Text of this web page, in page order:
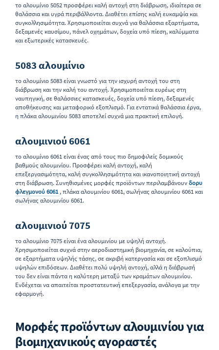
το αλουμίνιο 5052 προσφέρει καλή αντοχή στη διάβρωση, ιδιαίτερα σε
θαλάσσια και υγρά περιβάλλοντα. Διαθέτει επίσης καλή ευκαμψία και
συγκολλησιμότητα. Χρησιμοποιείται συχνά για θαλάσσια εξαρτήματα,
δεξαμενές καυσίμου, πάνελ οχημάτων, δοχεία υπό πίεση, καλύμματα
και εξωτερικές κατασκευές.
5083 αλουμίνιο
το αλουμίνιο 5083 είναι γνωστό για την ισχυρή αντοχή του στη
διάβρωση και την καλή του αντοχή. Χρησιμοποιείται ευρέως στη
ναυπηγική, σε θαλάσσιες κατασκευές, δοχεία υπό πίεση, δεξαμενές
αποθήκευσης και μεταφορικό εξοπλισμό. Για εντατικά θαλάσσια έργα,
η πλάκα αλουμινίου 5083 αποτελεί συχνά μια πρακτική επιλογή.
αλουμινιού 6061
το αλουμίνιο 6061 είναι ένας από τους πιο δημοφιλείς δομικούς
βαθμούς αλουμινίου. Προσφέρει καλή αντοχή, καλή
επεξεργασιμότητα, καλή συγκολλησιμότητα και ικανοποιητική αντοχή
στη διάβρωση. Συνηθισμένες μορφές προϊόντων περιλαμβάνουνδορυ
φλεγμονού 6061, πλάκα αλουμινίου 6061, σωλήνας αλουμινίου 6061 και
σωλήνας αλουμινίου 6061.
αλουμινιού 7075
το αλουμίνιο 7075 είναι ένα αλουμινίου με υψηλή αντοχή.
Χρησιμοποιείται συχνά στην αεροδιαστημική βιομηχανία, σε καλούπια,
σε εξαρτήματα υψηλής τάσης, σε ακριβή κατεργασία και σε εξοπλισμό
υψηλών επιδόσεων. Διαθέτει πολύ υψηλή αντοχή, αλλά η διάβρωσή
του δεν είναι πάντα η καλύτερη μεταξύ των κραμάτων αλουμινίου.
Ενδέχεται να απαιτείται προστατευτική επεξεργασία, ανάλογα με την
εφαρμογή.
Μορφές προϊόντων αλουμινίου για
βιομηχανικούς αγοραστές